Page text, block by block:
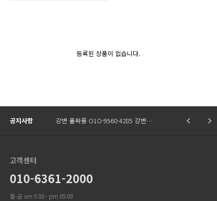
등록된 상품이 없습니다.
공지사항 강변 풀싸롱 O1O-9560-4285 강변…
고객센터
010-6361-2000
월-금 am 9:00 - pm 05:00